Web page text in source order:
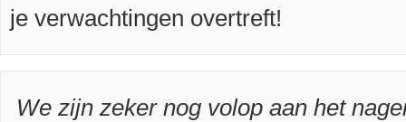
je verwachtingen overtreft!
We zijn zeker nog volop aan het